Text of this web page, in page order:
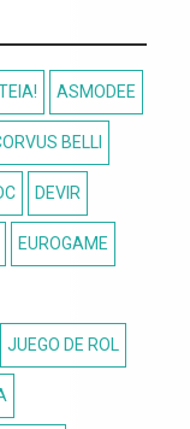
ASMODEE
BELLI
DEVIR
EUROGAME
JUEGO DE ROL